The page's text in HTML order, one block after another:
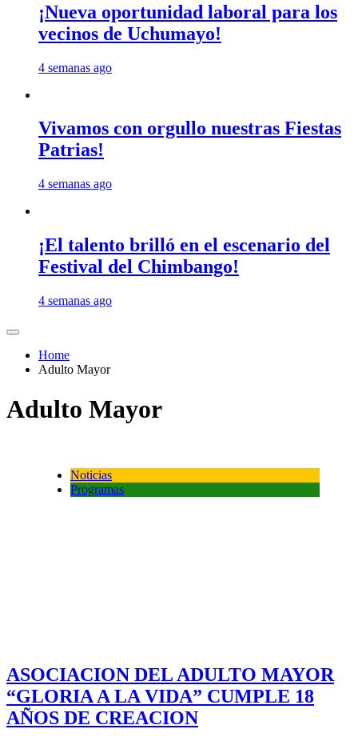
¡Nueva oportunidad laboral para los
vecinos de Uchumayo!
4 semanas ago
Vivamos con orgullo nuestras Fiestas
Patrias!
4 semanas ago
¡El talento brilló en el escenario del
Festival del Chimbango!
4 semanas ago
Home
Adulto Mayor
Adulto Mayor
Noticias
Programas
ASOCIACION DEL ADULTO MAYOR
“GLORIA A LA VIDA” CUMPLE 18
AÑOS DE CREACION